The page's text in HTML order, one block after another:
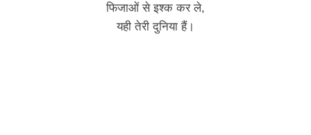
फिजाओं से इश्क कर ले,
यही तेरी दुनिया हैं।